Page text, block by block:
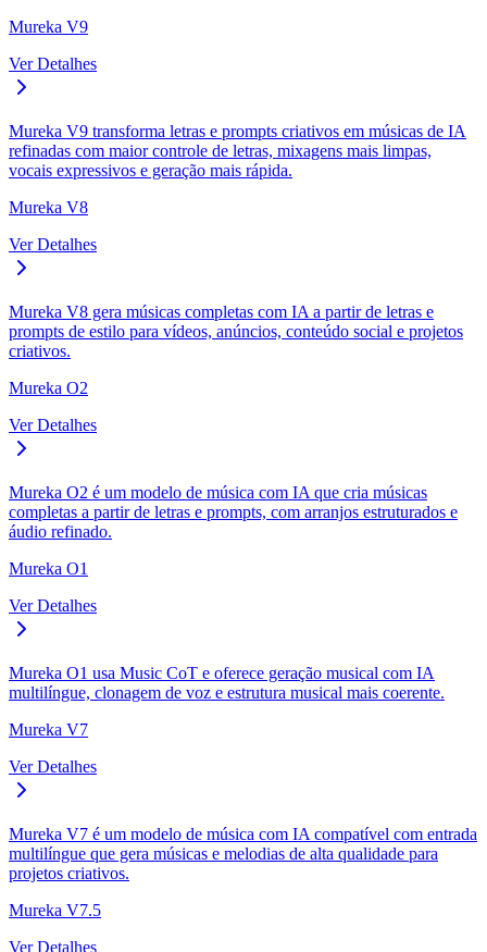
Mureka V9
Ver Detalhes
Mureka V9 transforma letras e prompts criativos em músicas de IA
refinadas com maior controle de letras, mixagens mais limpas,
vocais expressivos e geração mais rápida.
Mureka V8
Ver Detalhes
Mureka V8 gera músicas completas com IA a partir de letras e
prompts de estilo para vídeos, anúncios, conteúdo social e projetos
criativos.
Mureka O2
Ver Detalhes
Mureka O2 é um modelo de música com IA que cria músicas
completas a partir de letras e prompts, com arranjos estruturados e
áudio refinado.
Mureka O1
Ver Detalhes
Mureka O1 usa Music CoT e oferece geração musical com IA
multilíngue, clonagem de voz e estrutura musical mais coerente.
Mureka V7
Ver Detalhes
Mureka V7 é um modelo de música com IA compatível com entrada
multilíngue que gera músicas e melodias de alta qualidade para
projetos criativos.
Mureka V7.5
Ver Detalhes